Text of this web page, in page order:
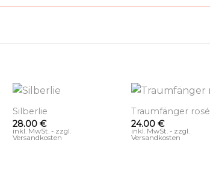
+
Silberlie
28.00 €
inkl. MwSt. - zzgl.
Versandkosten
+
Traumfänger rosé
24.00€
inkl. MwSt. - zzgl.
Versandkosten